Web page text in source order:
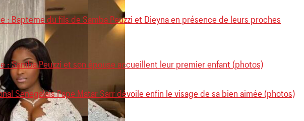
: Bapteme du fils de Samba Peuzzi et Dieyna en présence de leurs proches
: Samba Peuzzi et son épouse accueillent leur premier enfant (photos)
Senegalais Pape Matar Sarr dévoile enfin le visage de sa bien aimée (photos)